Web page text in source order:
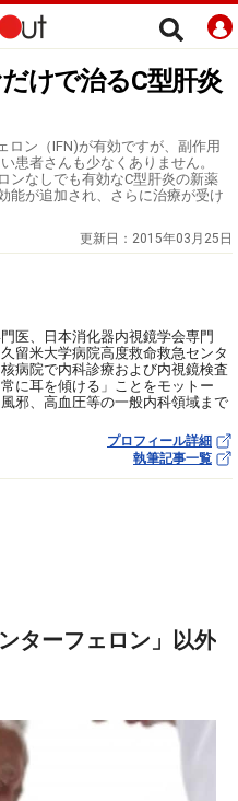
けで治るC型肝炎
ロン（IFN)が有効ですが、副作用
患者さんも少なくありません。
ンなしでも有効なC型肝炎の新薬
能が追加され、さらに治療が受け
更新日： 2015年03月25日
医、日本消化器内視鏡学会専門
留米大学病院高度救命救急センタ
病院で内科診療および内視鏡検査
に耳を傾ける」ことをモットー
邪、高血圧等の一般内科領域まで
プロフィール詳細
執筆記事一覧
ターフェロン」以外